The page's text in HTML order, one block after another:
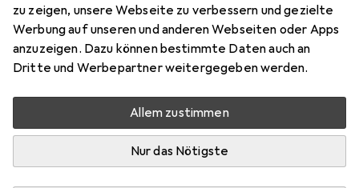
zu zeigen, unsere Webseite zu verbessern und gezielte
Werbung auf unseren und anderen Webseiten oder Apps
anzuzeigen. Dazu können bestimmte Daten auch an
Dritte und Werbepartner weitergegeben werden.
Allem zustimmen
Nur das Nötigste
Bewertungen Marke
Mehr von 100%
Zwischen Sa, 22.8. und Mi, 26.8. geliefert
Mehr als 10 Stück bestellt
Benachrichtigen, wenn schneller verfügbar